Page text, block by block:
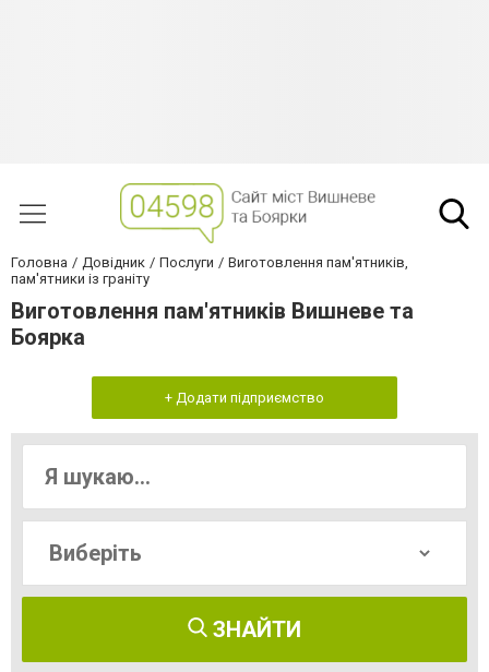
Головна Довідник Послуги
Виготовлення пам'ятників,
пам'ятники із граніту
Виготовлення пам'ятників Вишневе та
Боярка
+ Додати підприємство
ЗНАЙТИ